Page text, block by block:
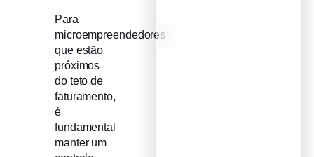
Para
microempreendedores
que estão
próximos
do teto de
faturamento,
é
fundamental
manter um